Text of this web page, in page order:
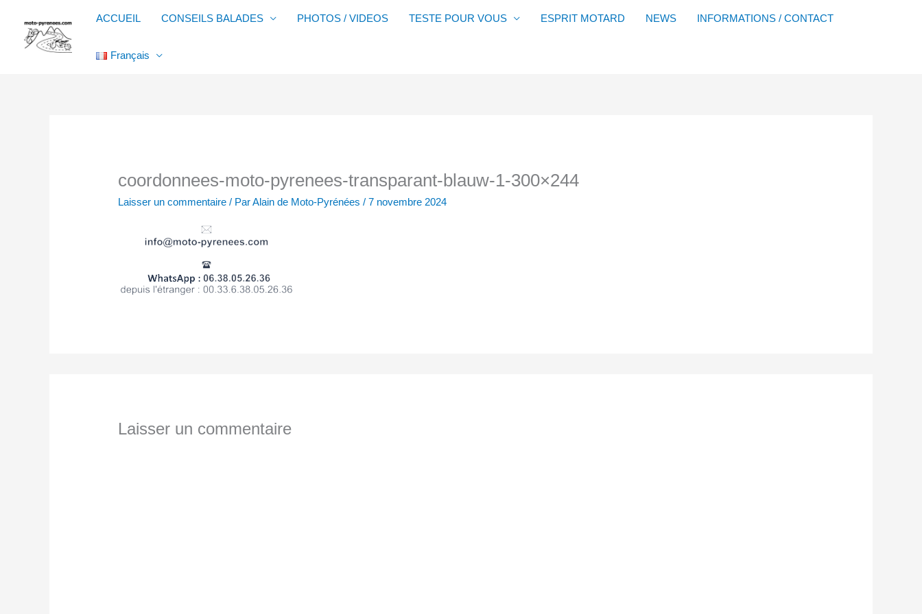
contenu
ACCUEIL CONSEILS BALADES PHOTOS / VIDEOS TESTE POUR VOUS ESPRIT MOTARD NEWS INFORMATIONS / CONTACT
Français
coordonnees-moto-pyrenees-transparant-blauw-1-300×244
Laisser un commentaire / ParAlain de Moto-Pyrénées/7 novembre 2024
Laisser un commentaire